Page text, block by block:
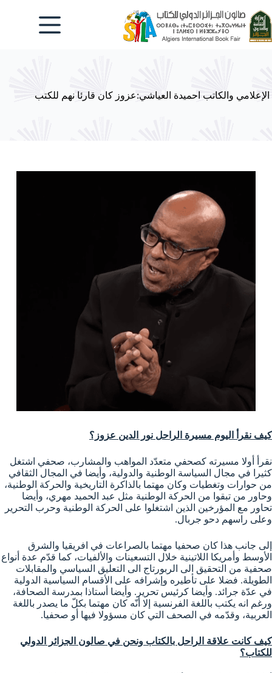
إلى
المحتوى
الإعلامي والكاتب احميدة العياشي:عزوز كان قارئا نهم للكتب
كيف نقرأ اليوم مسيرة الراحل نور الدين عزوز؟
نقرأ أولا مسيرته كصحفي متعدّد المواهب والمشارب، صحفي اشتغل
كثيرا في مجال السياسة الوطنية والدولية، وأيضا في المجال الثقافي
من حوارات وتغطيات وكان مهتما بالذاكرة التاريخية والحركة الوطنية،
وحاور من تبقوا من الحركة الوطنية مثل عبد الحميد مهري، وأيضا
تحاور مع المؤرخين الذين اشتغلوا على الحركة الوطنية وحرب التحرير
وعلى راسهم دحو جربال.
إلى جانب هذا كان صحفيا مهتما بالصراعات في افريقيا والشرق
الأوسط وأمريكا اللاتينية خلال التسعينات والألفيات، كما قدّم عدة أنواع
صحفية من التحقيق الى الربورتاج الى التعليق السياسي والمقابلات
الطويلة. فضلا على تأطيره وإشرافه على الأقسام السياسية الدولية
في عدّة جرائد. وأيضا كرئيس تحرير. وأيضا أستاذا بمدرسة الصحافة،
ورغم انه يكتب باللغة الفرنسية إلا أنّه كان مهتما بكلّ ما يصدر باللغة
العربية، وقدّمه في الصحف التي كان مسؤولا فيها أو صحفيا.
كيف كانت علاقة الراحل بالكتاب ونحن في صالون الجزائر الدولي
للكتاب؟